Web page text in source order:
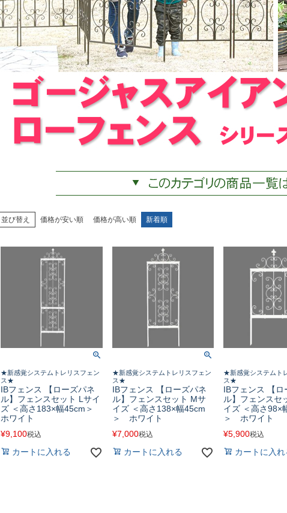
並び替え 価格が安い順 価格が高い順 新着順
★新感覚システムトレリスフェン
ス★
IBフェンス 【ローズパネ
ル】フェンスセット Lサイ
ズ ＜高さ183×幅45cm＞
ホワイト
¥9,100税込
カートに入れる
★新感覚システムトレリスフェン
ス★
IBフェンス 【ローズパネ
ル】フェンスセット Мサ
イズ ＜高さ138×幅45cm
＞ ホワイト
¥7,000税込
カートに入れる
★新感覚システムト
ス★
IBフェンス 【ロ
ル】フェンスセ
イズ ＜高さ98×
＞ ホワイト
¥5,900税込
カートに入れ